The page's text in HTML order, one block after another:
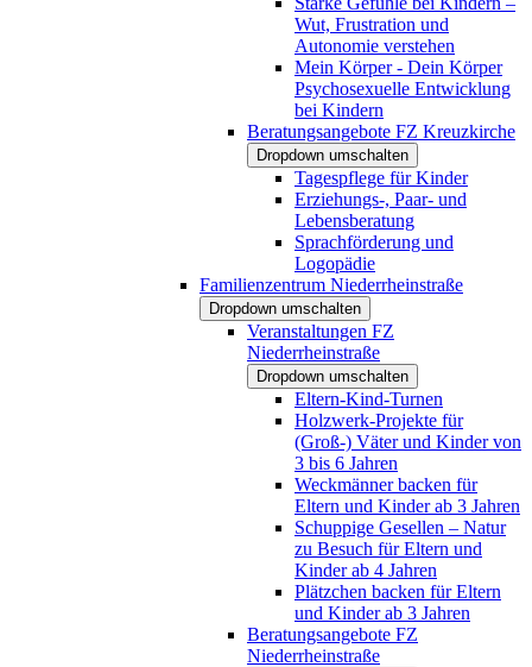
Wut, Frustration und
Autonomie verstehen
Mein Körper - Dein Körper
Psychosexuelle Entwicklung
bei Kindern
Beratungsangebote FZ Kreuzkirche
Dropdown umschalten
Tagespflege für Kinder
Erziehungs-, Paar- und
Lebensberatung
Sprachförderung und
Logopädie
Familienzentrum Niederrheinstraße
Dropdown umschalten
Veranstaltungen FZ
Niederrheinstraße
Dropdown umschalten
Eltern-Kind-Turnen
Holzwerk-Projekte für
(Groß-) Väter und Kinder von
3 bis 6 Jahren
Weckmänner backen für
Eltern und Kinder ab 3 Jahren
Schuppige Gesellen – Natur
zu Besuch für Eltern und
Kinder ab 4 Jahren
Plätzchen backen für Eltern
und Kinder ab 3 Jahren
Beratungsangebote FZ
Niederrheinstraße